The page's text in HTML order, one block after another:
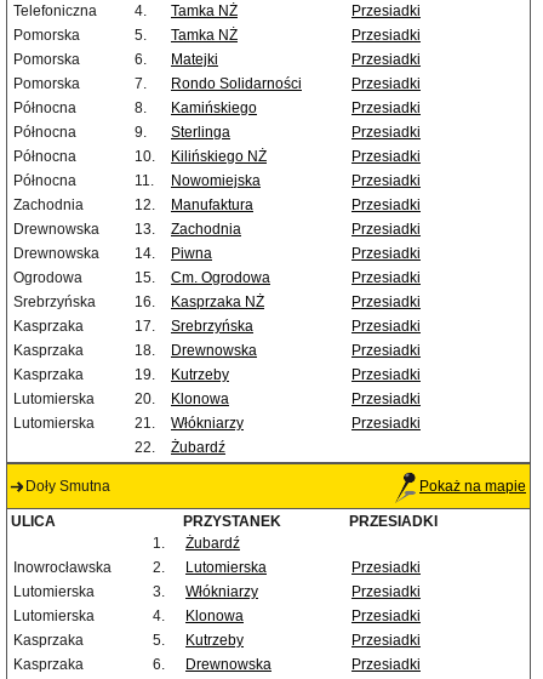
Telefoniczna
4. Tamka NŻ
Przesiadki
Pomorska
5. Tamka NŻ
Przesiadki
Pomorska
6. Matejki
Przesiadki
Pomorska
7. Rondo Solidarności
Przesiadki
Północna
8. Kamińskiego
Przesiadki
Północna
9. Sterlinga
Przesiadki
Północna
10. Kilińskiego NŻ
Przesiadki
Północna
11. Nowomiejska
Przesiadki
Zachodnia
12. Manufaktura
Przesiadki
Drewnowska
13. Zachodnia
Przesiadki
Drewnowska
14. Piwna
Przesiadki
Ogrodowa
15. Cm. Ogrodowa
Przesiadki
Srebrzyńska
16. Kasprzaka NŻ
Przesiadki
Kasprzaka
17. Srebrzyńska
Przesiadki
Kasprzaka
18. Drewnowska
Przesiadki
Kasprzaka
19. Kutrzeby
Przesiadki
Lutomierska
20. Klonowa
Przesiadki
Lutomierska
21. Włókniarzy
Przesiadki
22.
Żubardź
Doły Smutna Pokaż na mapie
ULICA PRZYSTANEK
PRZESIADKI
1.
Żubardź
Inowrocławska
2. Lutomierska
Przesiadki
Lutomierska
3. Włókniarzy
Przesiadki
Lutomierska
4. Klonowa
Przesiadki
Kasprzaka
5. Kutrzeby
Przesiadki
Kasprzaka
6. Drewnowska
Przesiadki